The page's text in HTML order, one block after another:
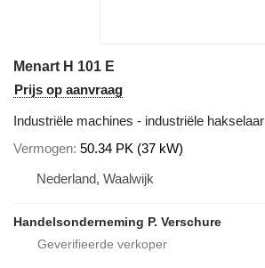
Menart H 101 E
Prijs op aanvraag
Industriële machines - industriële hakselaar
Vermogen 50.34 PK (37 kW)
Nederland, Waalwijk
Handelsonderneming P. Verschure